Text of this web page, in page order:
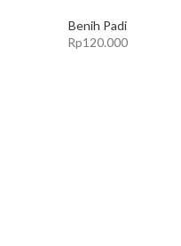
Benih Padi
Rp120.000